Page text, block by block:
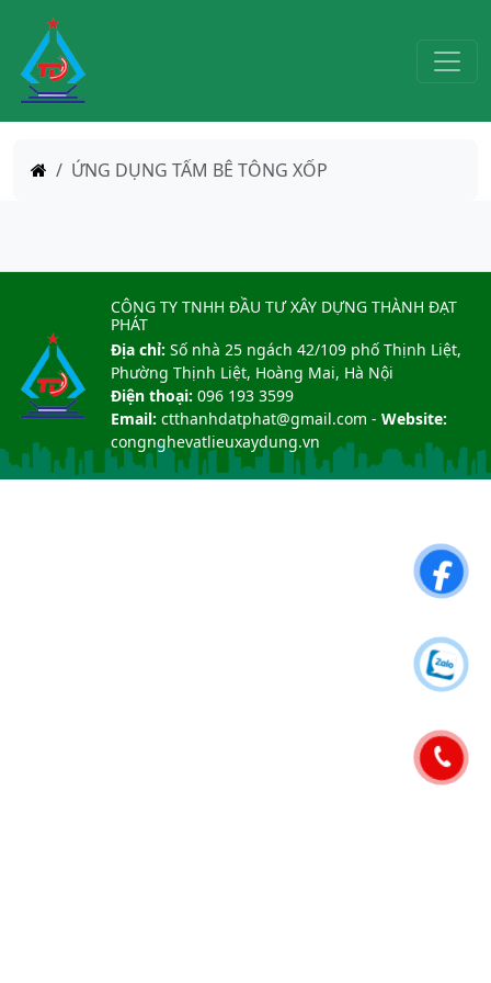
TRANG CHỦ
ỨNG DỤNG TẤM BÊ TÔNG XỐP
CÔNG TY TNHH ĐẦU TƯ XÂY DỰNG THÀNH ĐẠT
PHÁT
Địa chỉ: Số nhà 25 ngách 42/109 phố Thịnh Liệt,
Phường Thịnh Liệt, Hoàng Mai, Hà Nội
Điện thoại: 096 193 3599
Email: ctthanhdatphat@gmail.com -Website:
congnghevatlieuxaydung.vn